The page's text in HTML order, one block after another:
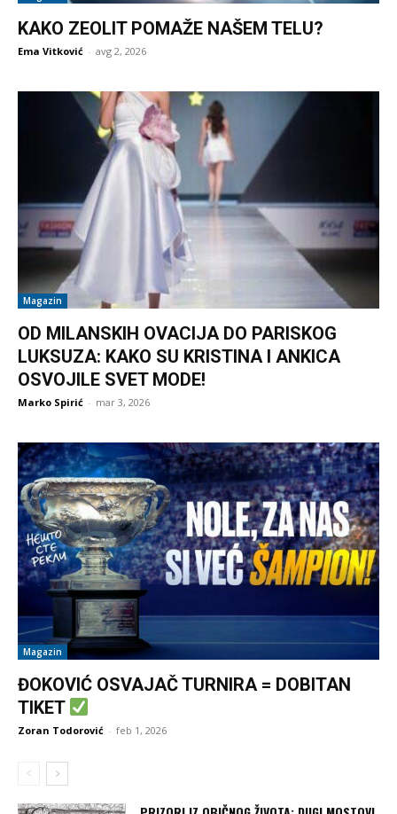
KAKO ZEOLIT POMAŽE NAŠEM TELU?
Ema Vitković - avg 2, 2026
Magazin
OD MILANSKIH OVACIJA DO PARISKOG
LUKSUZA: KAKO SU KRISTINA I ANKICA
OSVOJILE SVET MODE!
Marko Spirić - mar 3, 2026
Magazin
ĐOKOVIĆ OSVAJAČ TURNIRA = DOBITAN
TIKET
Zoran Todorović - feb 1, 2026